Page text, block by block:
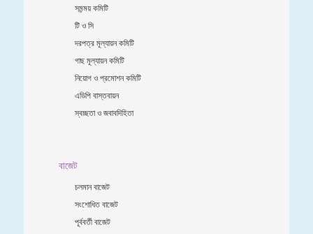
সমন্ময় কমিটি
টি ও সি
দরপত্র মূল্যায়ন কমিটি
গাছ মূল্যায়ন কমিটি
নিয়োগ ও প্রমোশন কমিটি
এডিপি বাস্তবায়ন
স্বচ্ছতা ও জবাবদিহিতা
বাজেট
চলমান বাজেট
সংশোধিত বাজেট
পূর্ববর্তী বাজেট